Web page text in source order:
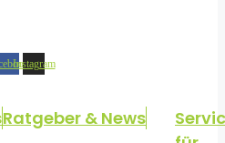
Instagram
Ratgeber & News